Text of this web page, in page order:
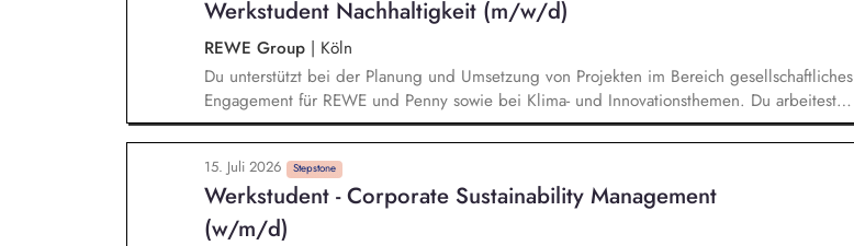
(GT-)Gremien ein.
Werkstudent Nachhaltigkeit (m/w/d)
REWE Group | Köln
Du unterstützt bei der Planung und Umsetzung von Projekten im Bereich gesellschaftliches
Engagement für REWE und Penny sowie bei Klima- und Innovationsthemen. Du arbeitest
aktiv bei der internen und externen Kommunikation zu unseren Projekten mit. Du erstellst
Analysen, Präsentationen und Entscheidungsvorlagen und bringst deine Ideen in die
Weiterentwicklung unserer Nachhaltigkeitsaktivitäten ein. Du übernimmst
Eigenverantwortung für Teilprojekte und definierte Aufgabenbereiche sowie alltägliche
Aufgaben im Team.
15. Juli 2026 Stepstone
Werkstudent - Corporate Sustainability Management
(w/m/d)